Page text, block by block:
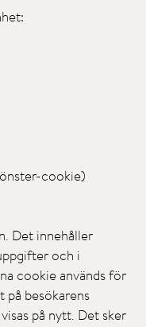
cookie)
Det innehåller
och i
cookie används för
besökarens
på nytt. Det sker